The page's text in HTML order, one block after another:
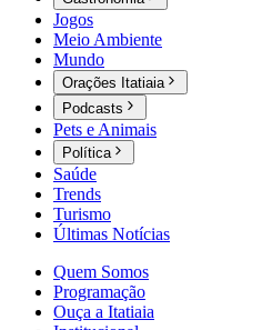
Jogos
Meio Ambiente
Mundo
Orações Itatiaia
Podcasts
Pets e Animais
Política
Saúde
Trends
Turismo
Últimas Notícias
Quem Somos
Programação
Ouça a Itatiaia